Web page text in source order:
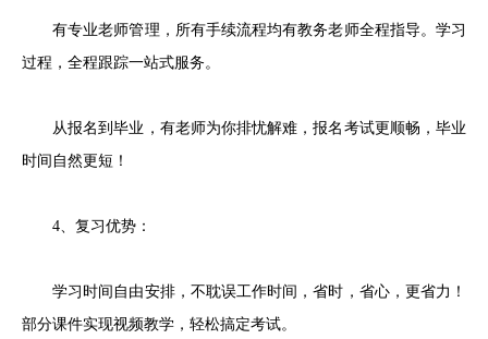
有专业老师管理，所有手续流程均有教务老师全程指导。学习
过程，全程跟踪一站式服务。
从报名到毕业，有老师为你排忧解难，报名考试更顺畅，毕业
时间自然更短！
4、复习优势：
学习时间自由安排，不耽误工作时间，省时，省心，更省力！
部分课件实现视频教学，轻松搞定考试。